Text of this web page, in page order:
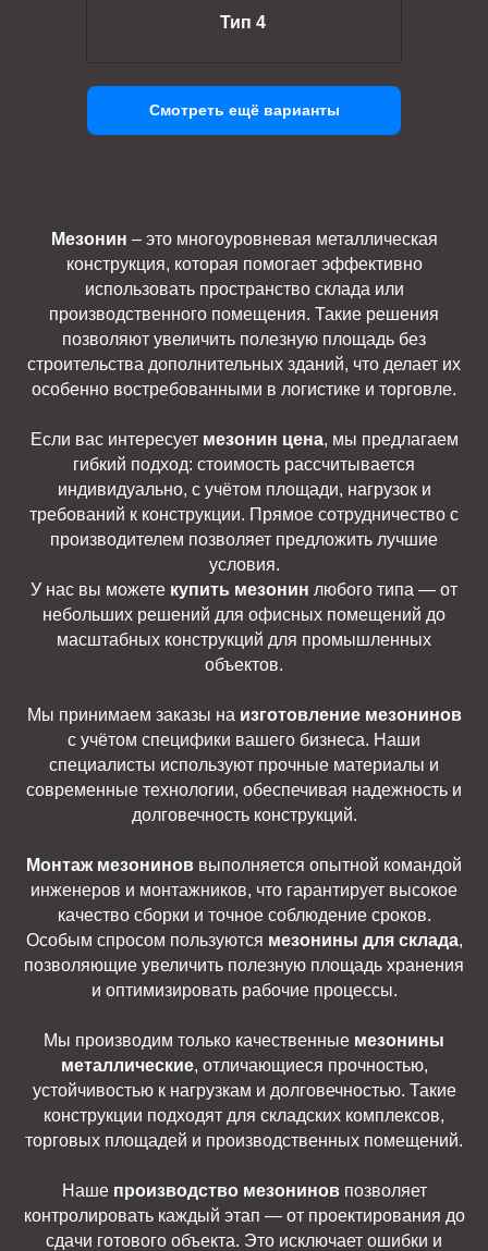
Тип 4
Смотреть ещё варианты
Мезонин – это многоуровневая металлическая
конструкция, которая помогает эффективно
использовать пространство склада или
производственного помещения. Такие решения
позволяют увеличить полезную площадь без
строительства дополнительных зданий, что делает их
особенно востребованными в логистике и торговле.
Если вас интересует мезонин цена, мы предлагаем
гибкий подход: стоимость рассчитывается
индивидуально, с учётом площади, нагрузок и
требований к конструкции. Прямое сотрудничество с
производителем позволяет предложить лучшие
условия.
У нас вы можете купить мезонин любого типа — от
небольших решений для офисных помещений до
масштабных конструкций для промышленных
объектов.
Мы принимаем заказы на изготовление мезонинов
с учётом специфики вашего бизнеса. Наши
специалисты используют прочные материалы и
современные технологии, обеспечивая надежность и
долговечность конструкций.
Монтаж мезонинов выполняется опытной командой
инженеров и монтажников, что гарантирует высокое
качество сборки и точное соблюдение сроков.
Особым спросом пользуются мезонины для склада,
позволяющие увеличить полезную площадь хранения
и оптимизировать рабочие процессы.
Мы производим только качественные мезонины
металлические, отличающиеся прочностью,
устойчивостью к нагрузкам и долговечностью. Такие
конструкции подходят для складских комплексов,
торговых площадей и производственных помещений.
Наше производство мезониновпозволяет
контролировать каждый этап — от проектирования до
сдачи готового объекта. Это исключает ошибки и